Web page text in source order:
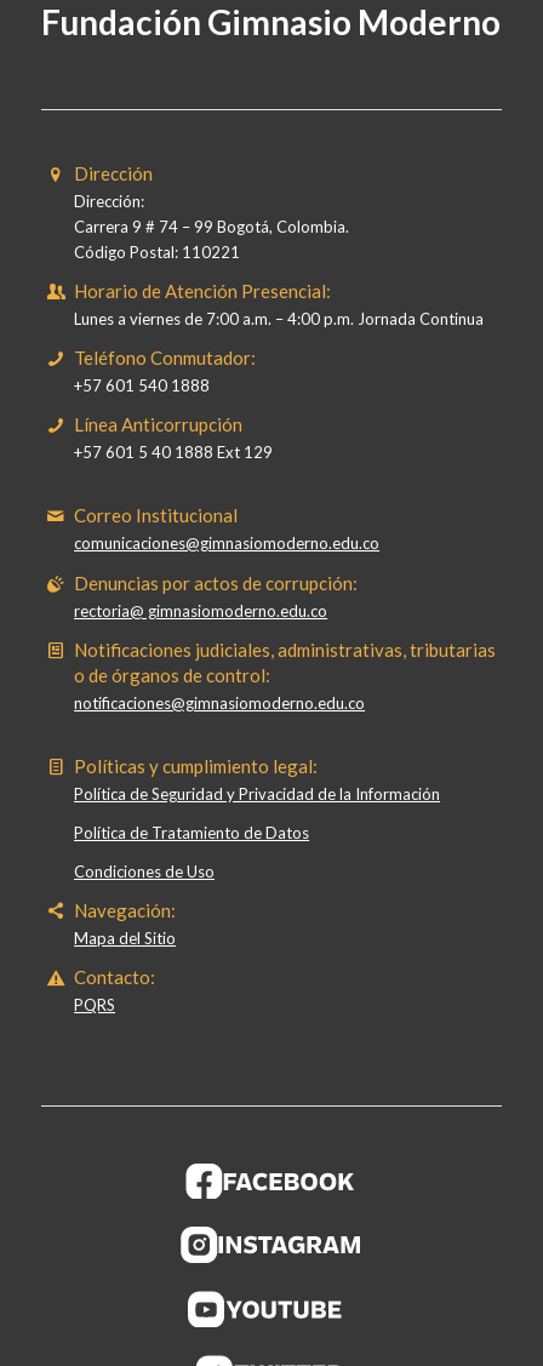
Fundación Gimnasio Moderno
Dirección
Dirección:
Carrera 9 # 74 – 99 Bogotá, Colombia.
Código Postal: 110221
Horario de Atención Presencial:
Lunes a viernes de 7:00 a.m. – 4:00 p.m. Jornada Continua
Teléfono Conmutador:
+57 601 540 1888
Línea Anticorrupción
+57 601 5 40 1888 Ext 129
Correo Institucional
comunicaciones@gimnasiomoderno.edu.co
Denuncias por actos de corrupción:
rectoria@ gimnasiomoderno.edu.co
Notificaciones judiciales, administrativas, tributarias
o de órganos de control:
notificaciones@gimnasiomoderno.edu.co
Políticas y cumplimiento legal:
Política de Seguridad y Privacidad de la Información
Política de Tratamiento de Datos
Condiciones de Uso
Navegación:
Mapa del Sitio
Contacto:
PQRS